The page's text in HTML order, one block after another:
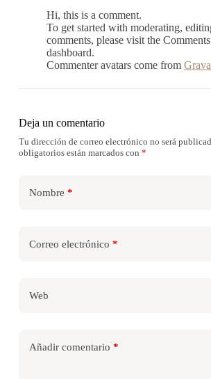
Hi, this is a comment.
To get started with moderating,
comments, please visit the
dashboard.
Commenter avatars come from
Deja un comentario
Tu dirección de correo electrónico no será
obligatorios están marcados con *
Nombre *
Correo electrónico *
Web
Añadir comentario *